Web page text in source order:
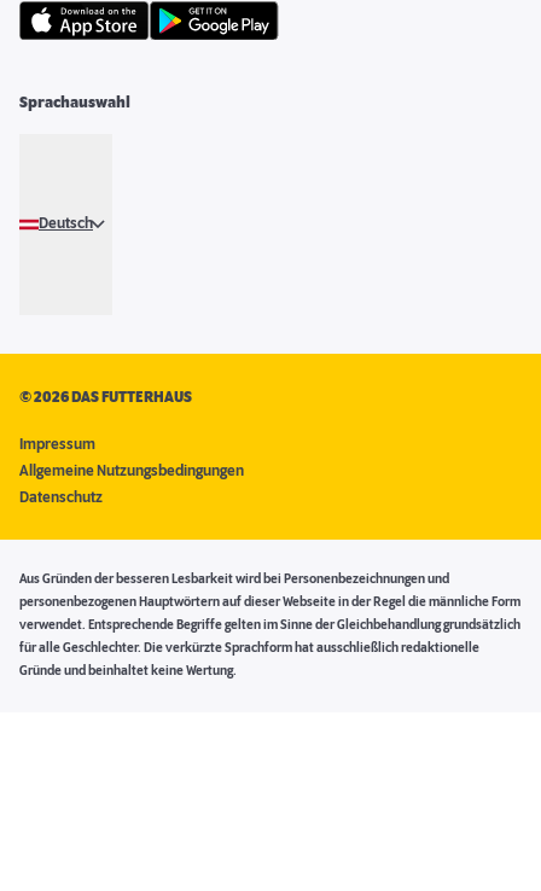
Sprachauswahl
Deutsch
©2026 DAS FUTTERHAUS
Impressum
Allgemeine Nutzungsbedingungen
Datenschutz
Aus Gründen der besseren Lesbarkeit wird bei Personenbezeichnungen und
personenbezogenen Hauptwörtern auf dieser Webseite in der Regel die männliche Form
verwendet. Entsprechende Begriffe gelten im Sinne der Gleichbehandlung grundsätzlich
für alle Geschlechter. Die verkürzte Sprachform hat ausschließlich redaktionelle
Gründe und beinhaltet keine Wertung.